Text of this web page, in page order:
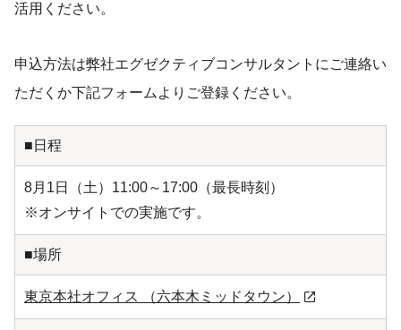
活用ください。
申込方法は弊社エグゼクティブコンサルタントにご連絡い
ただくか下記フォームよりご登録ください。
■日程
8月1日（土）11:00～17:00（最長時刻）
※オンサイトでの実施です。
■場所
東京本社オフィス （六本木ミッドタウン）